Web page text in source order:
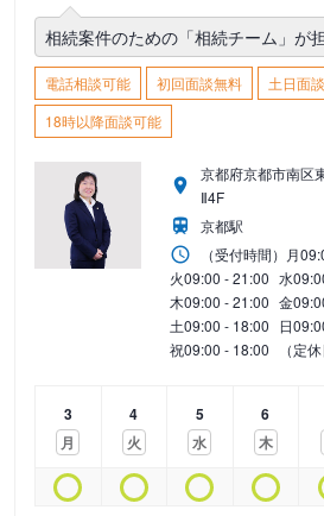
相続案件のための「相続チーム」が
電話相談可能 初回面談無料
土日面
18時以降面談可能
京都府京都市南区
Ⅱ4F
京都駅
（受付時間） 月
火09:00 - 21:00 水
木09:00 - 21:00 金
土09:00 - 18:00 日
祝09:00 - 18:00 （定
3
月
4
火
5
水
6
木